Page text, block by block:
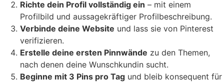
Richte dein Profil vollständig ein – mit einem
Profilbild und aussagekräftiger Profilbeschreibung.
Verbinde deine Website und lass sie von Pinterest
verifizieren.
Erstelle deine ersten Pinnwände zu den Themen,
nach denen deine Wunschkundin sucht.
Beginne mit 3 Pins pro Tag und bleib konsequent für